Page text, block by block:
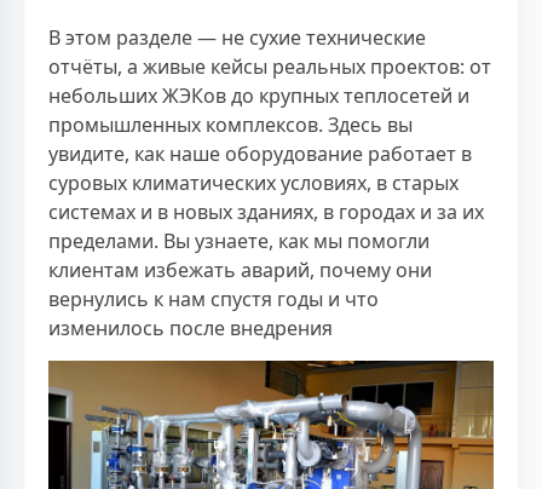
В этом разделе — не сухие технические
отчёты, а живые кейсы реальных проектов: от
небольших ЖЭКов до крупных теплосетей и
промышленных комплексов. Здесь вы
увидите, как наше оборудование работает в
суровых климатических условиях, в старых
системах и в новых зданиях, в городах и за их
пределами. Вы узнаете, как мы помогли
клиентам избежать аварий, почему они
вернулись к нам спустя годы и что
изменилось после внедрения